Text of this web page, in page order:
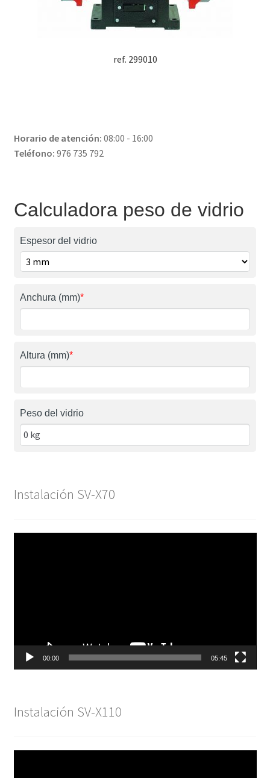
ref. 299010
Horario de atención: 08:00 - 16:00
Teléfono: 976 735 792
Calculadora peso de vidrio
Espesor del vidrio
Anchura (mm)*
Altura (mm)*
Peso del vidrio
Instalación SV-X70
00:00 05:45
Instalación SV-X110